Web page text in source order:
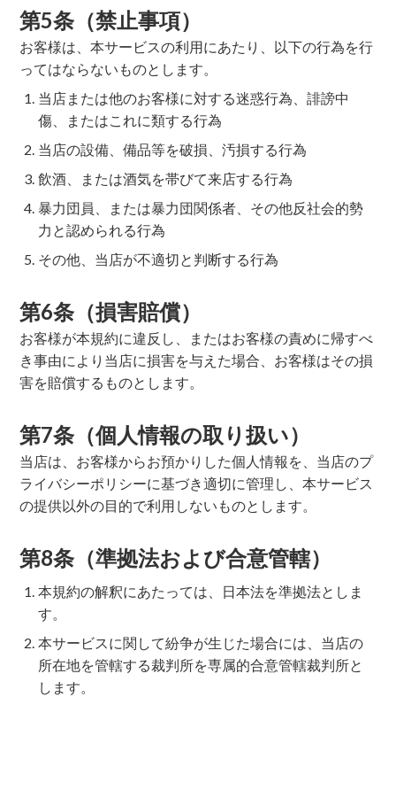
第5条（禁止事項）
お客様は、本サービスの利用にあたり、以下の行為を行
ってはならないものとします。
当店または他のお客様に対する迷惑行為、誹謗中
傷、またはこれに類する行為
当店の設備、備品等を破損、汚損する行為
飲酒、または酒気を帯びて来店する行為
暴力団員、または暴力団関係者、その他反社会的勢
力と認められる行為
その他、当店が不適切と判断する行為
第6条（損害賠償）
お客様が本規約に違反し、またはお客様の責めに帰すべ
き事由により当店に損害を与えた場合、お客様はその損
害を賠償するものとします。
第7条（個人情報の取り扱い）
当店は、お客様からお預かりした個人情報を、当店のプ
ライバシーポリシーに基づき適切に管理し、本サービス
の提供以外の目的で利用しないものとします。
第8条（準拠法および合意管轄）
本規約の解釈にあたっては、日本法を準拠法としま
す。
本サービスに関して紛争が生じた場合には、当店の
所在地を管轄する裁判所を専属的合意管轄裁判所と
します。